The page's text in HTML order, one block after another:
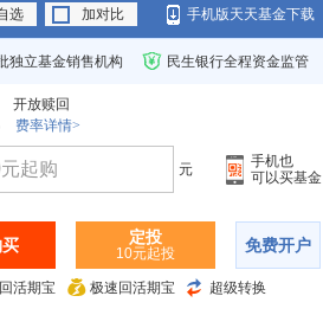
选 加对比 手机版天天基金下载
独立基金销售机构 民生银行全程资金监管
开放赎回
费率详情>
元
手机也
可以买基金
定投
10元起投 免费开户
回活期宝 极速回活期宝 超级转换